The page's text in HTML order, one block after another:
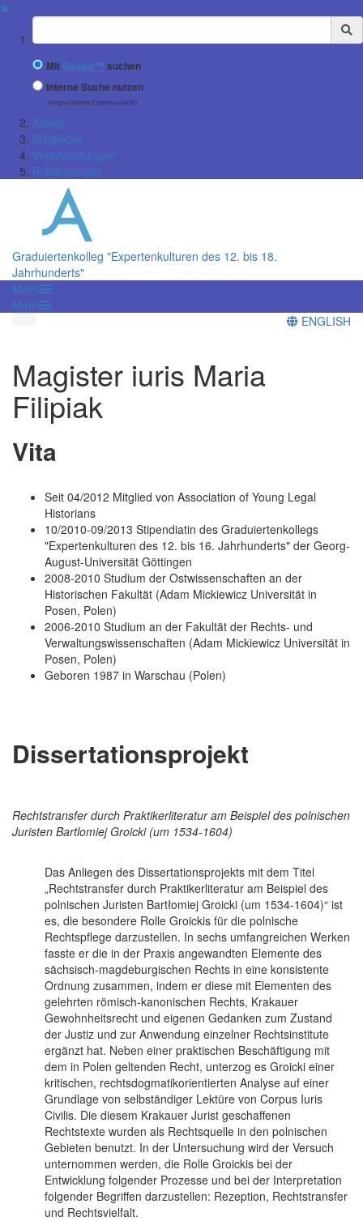
✖
Suchbegriff
Mit Google™ suchen
Interne Suche nutzen
(eingeschränkte Ergebnisqualität)
Kolleg
Mitglieder
Veranstaltungen
Publikationen
Graduiertenkolleg "Expertenkulturen des 12. bis 18.
Jahrhunderts"
Menü
Menü
ENGLISH
Magister iuris Maria
Filipiak
Vita
Seit 04/2012 Mitglied von Association of Young Legal
Historians
10/2010-09/2013 Stipendiatin des Graduiertenkollegs
"Expertenkulturen des 12. bis 16. Jahrhunderts" der Georg-
August-Universität Göttingen
2008-2010 Studium der Ostwissenschaften an der
Historischen Fakultät (Adam Mickiewicz Universität in
Posen, Polen)
2006-2010 Studium an der Fakultät der Rechts- und
Verwaltungswissenschaften (Adam Mickiewicz Universität in
Posen, Polen)
Geboren 1987 in Warschau (Polen)
Dissertationsprojekt
Rechtstransfer durch Praktikerliteratur am Beispiel des polnischen
Juristen Bartlomiej Groicki (um 1534-1604)
Das Anliegen des Dissertationsprojekts mit dem Titel
„Rechtstransfer durch Praktikerliteratur am Beispiel des
polnischen Juristen Bartłomiej Groicki (um 1534-1604)“ ist
es, die besondere Rolle Groickis für die polnische
Rechtspflege darzustellen. In sechs umfangreichen Werken
fasste er die in der Praxis angewandten Elemente des
sächsisch-magdeburgischen Rechts in eine konsistente
Ordnung zusammen, indem er diese mit Elementen des
gelehrten römisch-kanonischen Rechts, Krakauer
Gewohnheitsrecht und eigenen Gedanken zum Zustand
der Justiz und zur Anwendung einzelner Rechtsinstitute
ergänzt hat. Neben einer praktischen Beschäftigung mit
dem in Polen geltenden Recht, unterzog es Groicki einer
kritischen, rechtsdogmatikorientierten Analyse auf einer
Grundlage von selbständiger Lektüre von Corpus Iuris
Civilis. Die diesem Krakauer Jurist geschaffenen
Rechtstexte wurden als Rechtsquelle in den polnischen
Gebieten benutzt. In der Untersuchung wird der Versuch
unternommen werden, die Rolle Groickis bei der
Entwicklung folgender Prozesse und bei der Interpretation
folgender Begriffen darzustellen: Rezeption, Rechtstransfer
und Rechtsvielfalt.